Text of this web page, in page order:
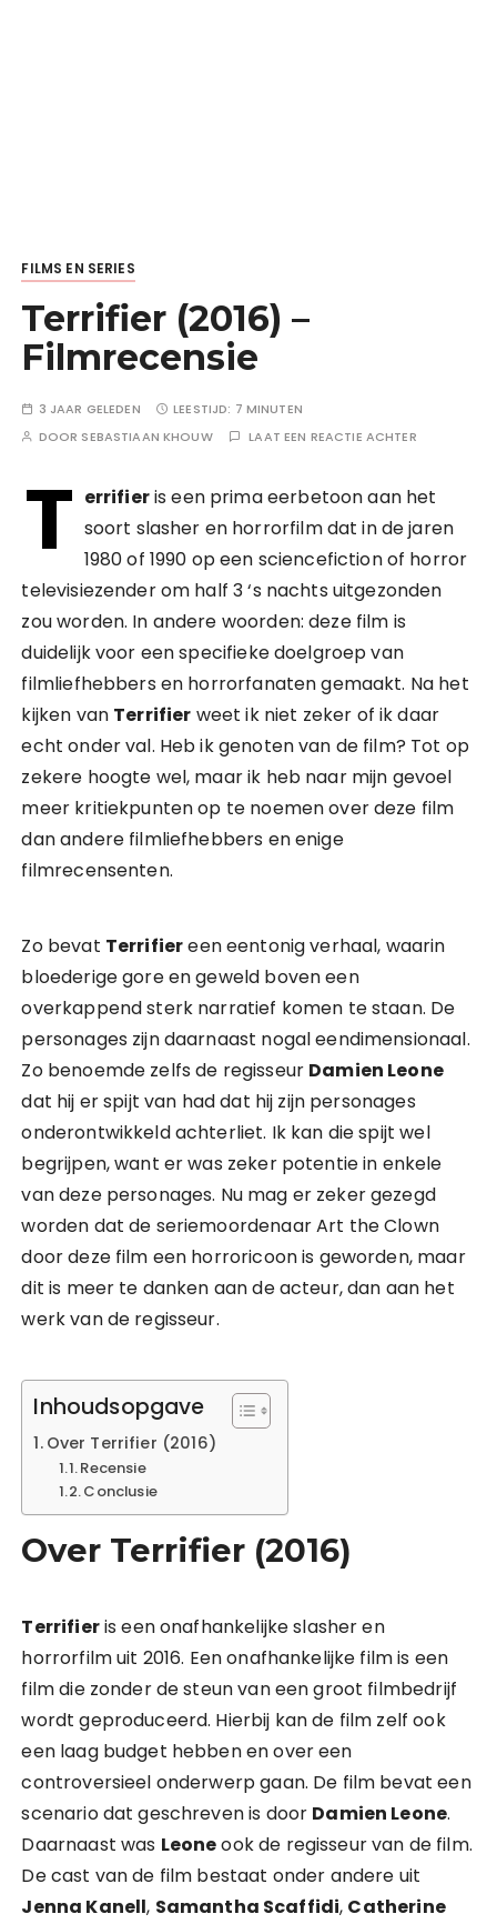
FILMS EN SERIES
Terrifier (2016) –
Filmrecensie
3 JAAR GELEDEN LEESTIJD: 7 MINUTEN
DOOR SEBASTIAAN KHOUW LAAT EEN REACTIE ACHTER
T errifieris een prima eerbetoon aan het
soort slasher en horrorfilm dat in de jaren
1980 of 1990 op een sciencefiction of horror
televisiezender om half 3 ‘s nachts uitgezonden
zou worden. In andere woorden: deze film is
duidelijk voor een specifieke doelgroep van
filmliefhebbers en horrorfanaten gemaakt. Na het
kijken van Terrifier weet ik niet zeker of ik daar
echt onder val. Heb ik genoten van de film? Tot op
zekere hoogte wel, maar ik heb naar mijn gevoel
meer kritiekpunten op te noemen over deze film
dan andere filmliefhebbers en enige
filmrecensenten.
Zo bevat Terrifiereen eentonig verhaal, waarin
bloederige gore en geweld boven een
overkappend sterk narratief komen te staan. De
personages zijn daarnaast nogal eendimensionaal.
Zo benoemde zelfs de regisseur Damien Leone
dat hij er spijt van had dat hij zijn personages
onderontwikkeld achterliet. Ik kan die spijt wel
begrijpen, want er was zeker potentie in enkele
van deze personages. Nu mag er zeker gezegd
worden dat de seriemoordenaar Art the Clown
door deze film een horroricoon is geworden, maar
dit is meer te danken aan de acteur, dan aan het
werk van de regisseur.
Inhoudsopgave
Over Terrifier (2016)
Recensie
Conclusie
Over Terrifier (2016)
Terrifieris een onafhankelijke slasher en
horrorfilm uit 2016. Een onafhankelijke film is een
film die zonder de steun van een groot filmbedrijf
wordt geproduceerd. Hierbij kan de film zelf ook
een laag budget hebben en over een
controversieel onderwerp gaan. De film bevat een
scenario dat geschreven is door Damien Leone.
Daarnaast was Leoneook de regisseur van de film.
De cast van de film bestaat onder andere uit
Jenna Kanell, Samantha Scaffidi, Catherine